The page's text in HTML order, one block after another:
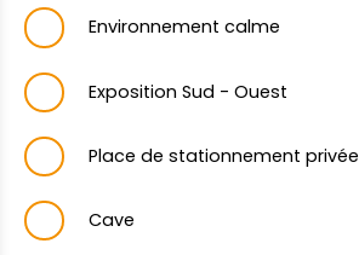
Environnement calme
Exposition Sud - Ouest
Place de stationnement privée
Cave